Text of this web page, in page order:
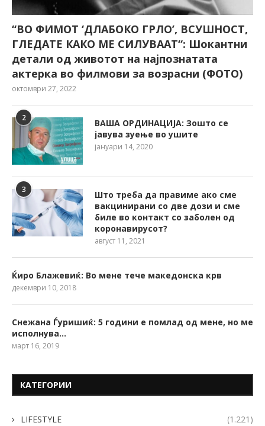
“ВО ФИМОТ ‘ДЛАБОКО ГРЛО’, ВСУШНОСТ,
ГЛЕДАТЕ КАКО МЕ СИЛУВААТ“: Шокантни
детали од животот на најпознатата
актерка во филмови за возрасни (ФОТО)
октомври 27, 2022
2
ВАША ОРДИНАЦИЈА: Зошто се
јавува зуење во ушите
јануари 14, 2020
3
Што треба да правиме ако сме
вакцинирани со две дози и сме
биле во контакт со заболен од
коронавирусот?
август 11, 2021
Ќиро Блажевиќ: Во мене тече македонска крв
декември 10, 2018
Снежана Ѓуришиќ: 5 години е помлад од мене, но ме
исполнува…
март 16, 2019
КАТЕГОРИИ
LIFESTYLE (1.221)